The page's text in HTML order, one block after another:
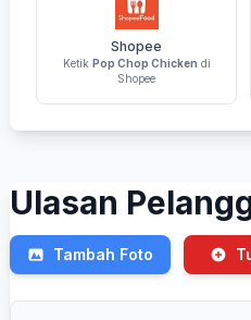
Shopee
Ketik Pop Chop Chicken di
Shopee
Ulasan
Tambah Foto